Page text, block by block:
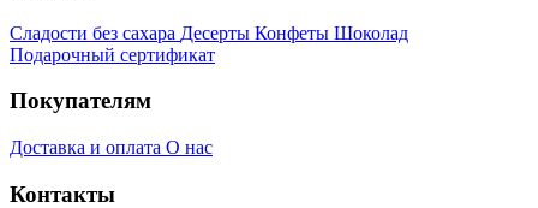
Сладости без сахара Десерты Конфеты Шоколад
Подарочный сертификат
Покупателям
Доставка и оплата О нас
Контакты